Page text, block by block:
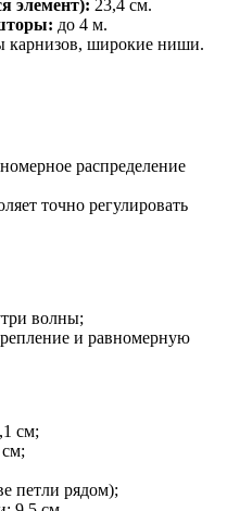
элемент): 23,4 см.
до 4 м.
карнизов, широкие ниши.
распределение
точно регулировать
волны;
и равномерную
см;
петли рядом);